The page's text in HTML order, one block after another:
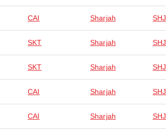
CAI Sharjah SHJ
SKT Sharjah SHJ
SKT Sharjah SHJ
CAI Sharjah SHJ
CAI Sharjah SHJ